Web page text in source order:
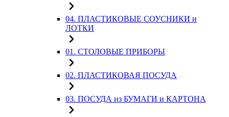
04. ПЛАСТИКОВЫЕ СОУСНИКИ и
ЛОТКИ
01. СТОЛОВЫЕ ПРИБОРЫ
02. ПЛАСТИКОВАЯ ПОСУДА
03. ПОСУДА из БУМАГИ и КАРТОНА